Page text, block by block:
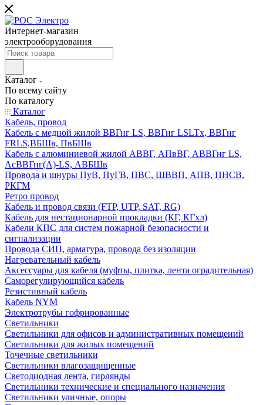
Интернет-магазин
электрооборудования
Каталог
По всему сайту
По каталогу
Каталог
Кабель, провод
Кабель с медной жилой ВВГнг LS, ВВГнг LSLTx, ВВГнг
FRLS,ВБШв, ПвБШв
Кабель с алюминиевой жилой АВВГ, АПвВГ, АВВГнг LS,
АсВВГнг(А)-LS, АВБШв
Провода и шнуры ПуВ, ПуГВ, ПВС, ШВВП, АПВ, ПНСВ,
РКГМ
Ретро провод
Кабель и провод связи (FTP, UTP, SAT, RG)
Кабель для нестационарной прокладки (КГ, КГхл)
Кабели КПС для систем пожарной безопасности и
сигнализации
Провода СИП, арматура, провода без изоляции
Нагревательный кабель
Аксессуары для кабеля (муфты, плитка, лента оградительная)
Саморегулирующийся кабель
Резистивный кабель
Кабель NYM
Электротрубы гофрированные
Светильники
Светильники для офисов и административных помещений
Светильники для жилых помещений
Точечные светильники
Светильники влагозащищенные
Светодиодная лента, гирлянды
Светильники технические и специального назначения
Светильники уличные, опоры